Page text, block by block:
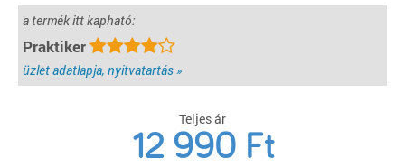
a termék itt kapható:
Praktiker
üzlet adatlapja, nyitvatartás »
Teljes ár
12 990 Ft